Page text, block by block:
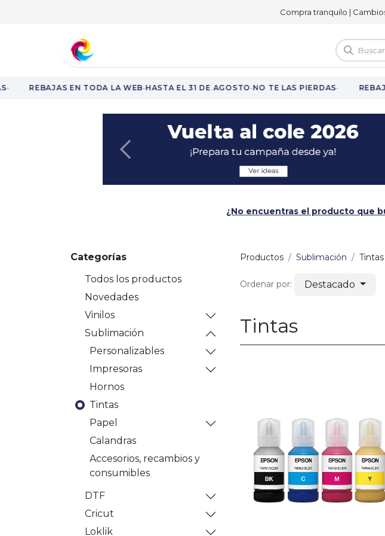
Compra tranquilo |
Vuelta al cole
Rebajas en toda la web hasta el 31 de agosto.
REBAJAS EN TODA LA WEB·HASTA EL 31 DE AGOSTO·NO TE LAS PIERDAS·
Anterior
¿No encuentras el producto que
Categorías
Todos los productos
Novedades
Vinilos
Sublimación
Personalizables
Impresoras
Hornos
Tintas
Papel
Calandras
Accesorios, recambios y
consumibles
DTF
Cricut
Loklik
Productos Sublimación Tintas
Ordenar por: Destacado
Tintas